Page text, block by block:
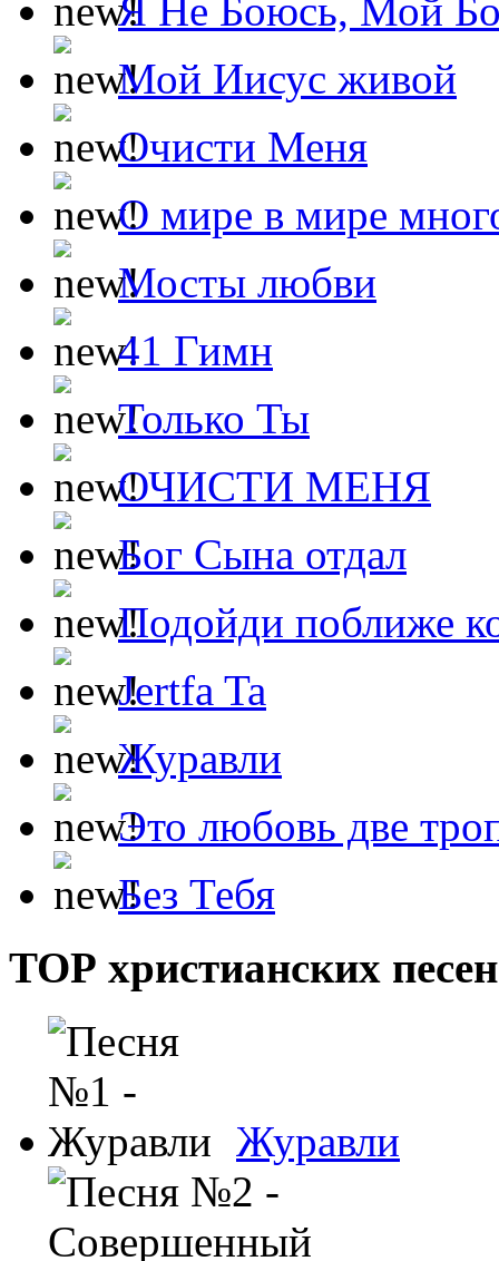
Я Не Боюсь, Мой
Мой Иисус живой
Очисти Меня
О мире в мире
Мосты любви
41 Гимн
Только Ты
ОЧИСТИ МЕНЯ
Бог Сына отдал
Подойди поближе
Jertfa Ta
Журавли
Это любовь две
Без Тебя
ТОР христианских песен
Журавли